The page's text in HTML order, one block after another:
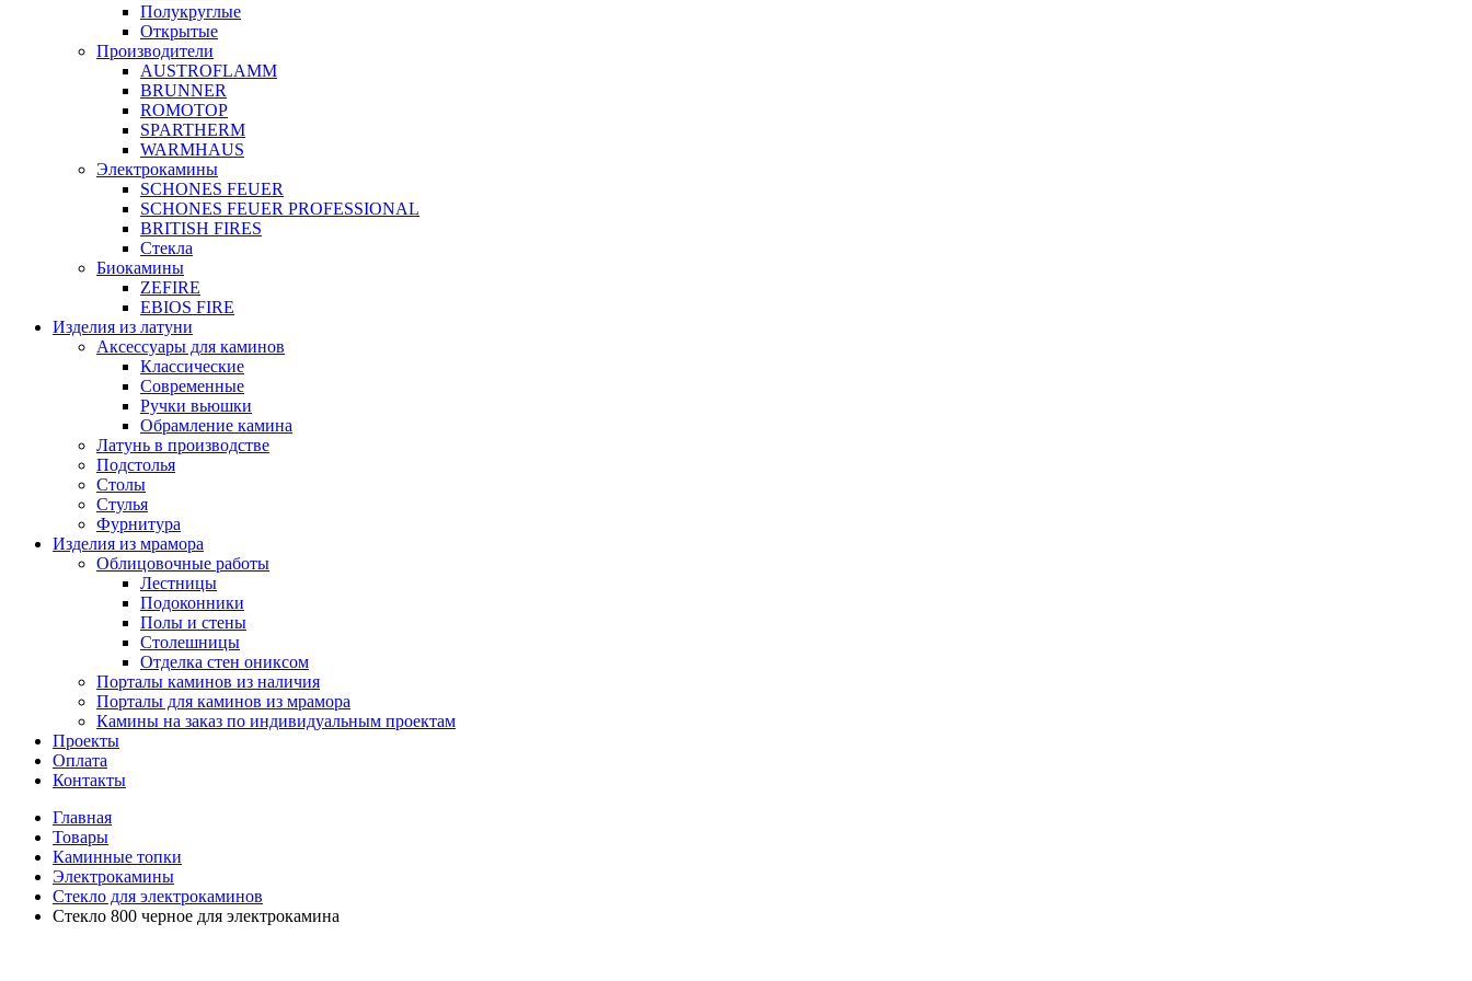
Полукруглые
Открытые
Производители
AUSTROFLAMM
BRUNNER
ROMOTOP
SPARTHERM
WARMHAUS
Электрокамины
SCHONES FEUER
SCHONES FEUER PROFESSIONAL
BRITISH FIRES
Стекла
Биокамины
ZEFIRE
EBIOS FIRE
Изделия из латуни
Аксессуары для каминов
Классические
Современные
Ручки вьюшки
Обрамление камина
Латунь в производстве
Подстолья
Столы
Стулья
Фурнитура
Изделия из мрамора
Облицовочные работы
Лестницы
Подоконники
Полы и стены
Столешницы
Отделка стен ониксом
Порталы каминов из наличия
Порталы для каминов из мрамора
Камины на заказ по индивидуальным проектам
Проекты
Оплата
Контакты
Главная
Товары
Каминные топки
Электрокамины
Стекло для электрокаминов
Стекло 800 черное для электрокамина